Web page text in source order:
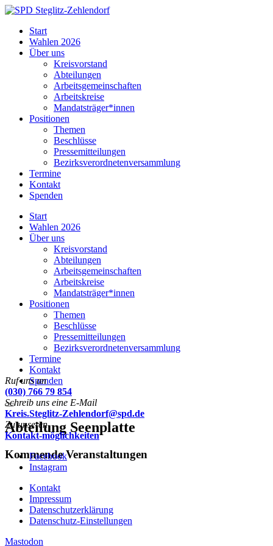
Skip
content
Steglitz-
Zehlendorf
Start
Wahlen 2026
Über uns
Kreisvorstand
Abteilungen
Arbeitsgemeinschaften
Arbeitskreise
Mandatsträger*innen
Positionen
Themen
Beschlüsse
Pressemitteilungen
Bezirksverordnetenversammlung
Termine
Kontakt
Spenden
Start
Wahlen 2026
Über uns
Kreisvorstand
Abteilungen
Arbeitsgemeinschaften
Arbeitskreise
Mandatsträger*innen
Positionen
Themen
Beschlüsse
Pressemitteilungen
Bezirksverordnetenversammlung
Termine
Kontakt
Spenden
Menu
Abteilung Seenplatte
Kommende Veranstaltungen
Ruf uns an
(030) 766 79 854
Schreib uns eine E-Mail
Kreis.Steglitz-Zehlendorf@spd.de
Zu unseren
Kontakt-möglichkeiten
Facebook
Instagram
Kontakt
Impressum
Datenschutzerklärung
Datenschutz-Einstellungen
Mastodon